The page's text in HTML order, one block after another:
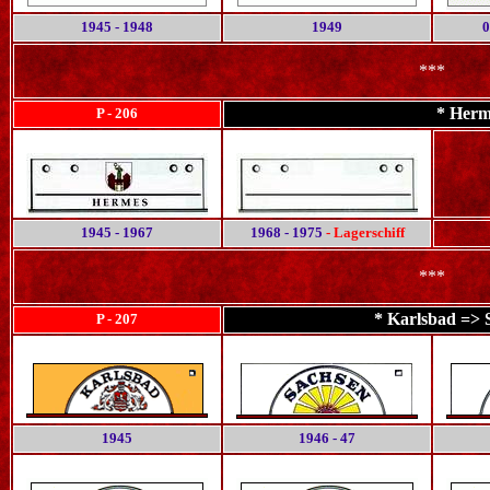
1945 - 1948 1949
***
P - 206 *
1945 - 1967 1968 - 1975 - Lagerschiff
***
P - 207 * Karlsbad =>
1945 1946 - 47